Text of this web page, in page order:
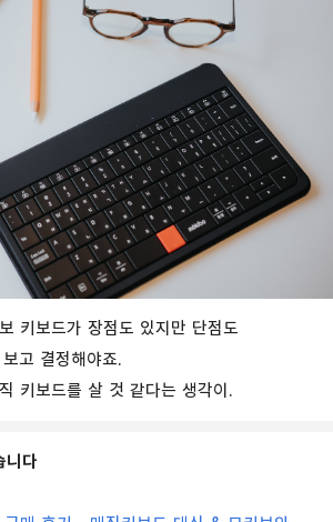
키보드가 장점도 있지만 단점도
고 결정해야죠.
키보드를 살 것 같다는 생각이.
니다